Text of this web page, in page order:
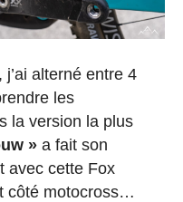
j’ai alterné entre 4
les
la version la plus
» a fait son
avec cette Fox
côté motocross…